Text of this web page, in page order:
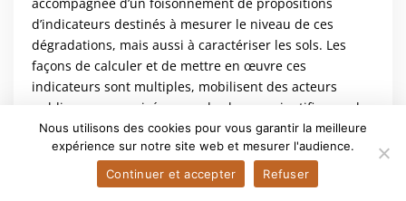
d’indicateurs destinés à mesurer le niveau de ces
dégradations, mais aussi à caractériser les sols. Les
façons de calculer et de mettre en œuvre ces
indicateurs sont multiples, mobilisent des acteurs
publics comme privés, avec des bases scientifiques plus
ou moins bien explicitées. Afin de faciliter la prise...
I. Cousin (coord.), M. Desrousseaux (coord.), D.
Angers, L. Augusto, J-S. Ay, A. Baysse-Lainé, P.
Nous utilisons des cookies pour vous garantir la meilleure
expérience sur notre site web et mesurer l'audience.
Continuer et accepter
Refuser